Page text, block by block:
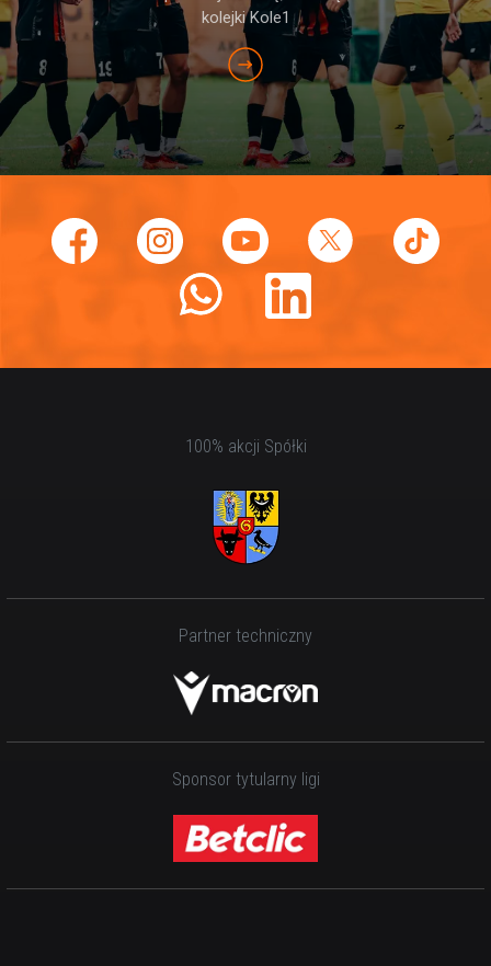
kolejki Kole1
100% akcji Spółki
Partner techniczny
Sponsor tytularny ligi